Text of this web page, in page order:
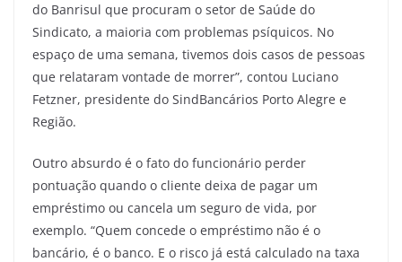
do Banrisul que procuram o setor de Saúde do
Sindicato, a maioria com problemas psíquicos. No
espaço de uma semana, tivemos dois casos de pessoas
que relataram vontade de morrer”, contou Luciano
Fetzner, presidente do SindBancários Porto Alegre e
Região.
Outro absurdo é o fato do funcionário perder
pontuação quando o cliente deixa de pagar um
empréstimo ou cancela um seguro de vida, por
exemplo. “Quem concede o empréstimo não é o
bancário, é o banco. E o risco já está calculado na taxa